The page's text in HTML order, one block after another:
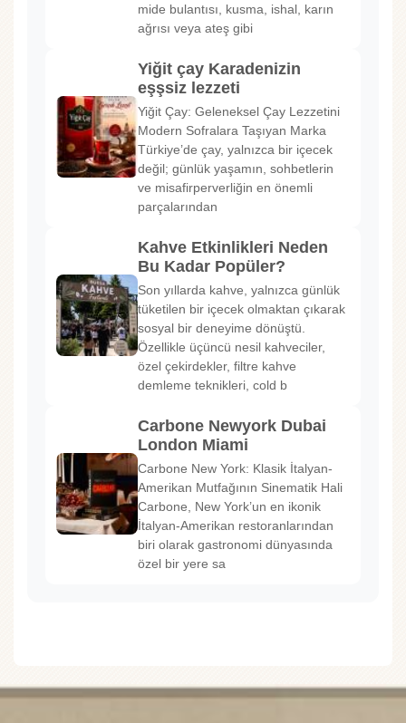
mide bulantısı, kusma, ishal, karın
ağrısı veya ateş gibi
Yiğit çay Karadenizin
eşşsiz lezzeti
Yiğit Çay: Geleneksel Çay Lezzetini
Modern Sofralara Taşıyan Marka
Türkiye’de çay, yalnızca bir içecek
değil; günlük yaşamın, sohbetlerin
ve misafirperverliğin en önemli
parçalarından
Kahve Etkinlikleri Neden
Bu Kadar Popüler?
Son yıllarda kahve, yalnızca günlük
tüketilen bir içecek olmaktan çıkarak
sosyal bir deneyime dönüştü.
Özellikle üçüncü nesil kahveciler,
özel çekirdekler, filtre kahve
demleme teknikleri, cold b
Carbone Newyork Dubai
London Miami
Carbone New York: Klasik İtalyan-
Amerikan Mutfağının Sinematik Hali
Carbone, New York’un en ikonik
İtalyan-Amerikan restoranlarından
biri olarak gastronomi dünyasında
özel bir yere sa